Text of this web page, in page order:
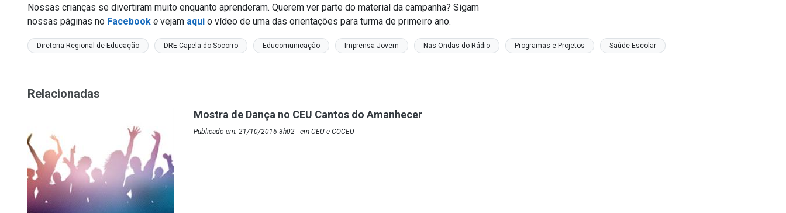
Nossas crianças se divertiram muito enquanto aprenderam. Querem ver parte do material da campanha? Sigam
nossas páginas no Facebook e vejam aqui o vídeo de uma das orientações para turma de primeiro ano.
Diretoria Regional de Educação DRE Capela do Socorro Educomunicação Imprensa Jovem Nas Ondas do Rádio Programas e Projetos Saúde Escolar
Relacionadas
Mostra de Dança no CEU Cantos do Amanhecer
Publicado em: 21/10/2016 3h02 - em CEU e COCEU